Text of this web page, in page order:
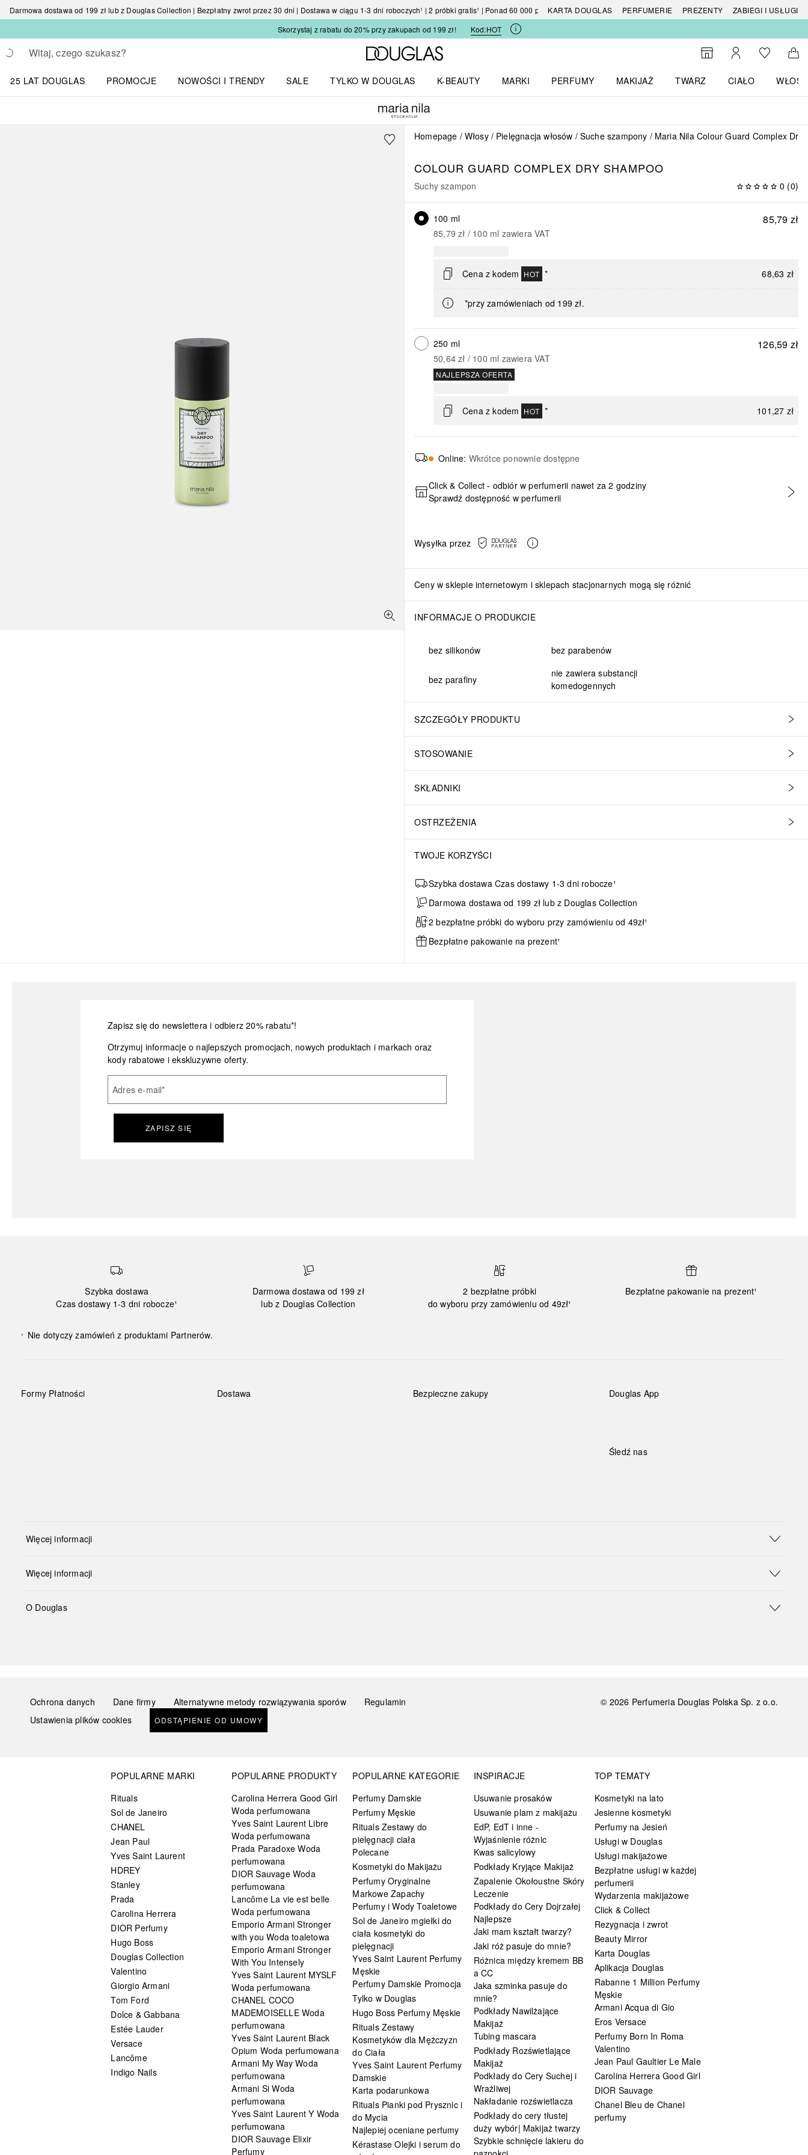
Darmowa dostawa od 199 zł lub z Douglas Collection | Bezpłatny zwrot przez 30 dni | Dostawa w ciągu 1-3 dni roboczych¹ | 2 próbki gratis¹ | Ponad 60 000 produktówKARTA DOUGLAS PERFUMERIE PREZENTY
ZABIEGI I USŁUGI
Skorzystaj z rabatu do 20% przy zakupach od 199 zł!
Kod:HOT
Wracać
Wykonaj wyszukiwanie
Strona główna Douglas
Do wyszukiwarki
Moje kontoDo listyDo
25 LAT DOUGLAS
PROMOCJE
NOWOŚCI I TRENDY
SALE
TYLKO W DOUGLAS
K-BEAUTY
MARKI
PERFUMY
MAKIJAŻ
TWARZ
CIAŁO
WŁOSY
Homepage Włosy Pielęgnacja włosów Suche szampony Maria Nila Colour Guard Complex Dry
COLOUR GUARD COMPLEX DRY SHAMPOO
Suchy szampon 0 (0)
85,79 zł
100 ml
85,79 zł / 100 ml zawiera VAT
Cena z kodem HOT * 68,63 zł
*przy zamówieniach od 199 zł.
126,59 zł
250 ml
50,64 zł / 100 ml zawiera VAT
NAJLEPSZA OFERTA
Cena z kodem HOT * 101,27 zł
Online: Wkrótce ponownie dostępne
Click & Collect - odbiór w perfumerii nawet za 2 godziny
Sprawdź dostępność w perfumerii
Wysyłka przez
Ceny w sklepie internetowym i sklepach stacjonarnych mogą się różnić
INFORMACJE O PRODUKCIE
bez silikonów bez parabenów
bez parafiny
nie zawiera substancji
komedogennych
SZCZEGÓŁY PRODUKTU
STOSOWANIE
SKŁADNIKI
OSTRZEŻENIA
TWOJE KORZYŚCI
Szybka dostawa Czas dostawy 1-3 dni robocze¹
Darmowa dostawa od 199 zł lub z Douglas Collection
2 bezpłatne próbki do wyboru przy zamówieniu od 49zł¹
Bezpłatne pakowanie na prezent¹
Zapisz się do newslettera i odbierz 20% rabatu*!
Otrzymuj informacje o najlepszych promocjach, nowych produktach i markach oraz
kody rabatowe i ekskluzywne oferty.
Adres e-mail*
ZAPISZ SIĘ
Szybka dostawa
Czas dostawy 1-3 dni robocze¹
Darmowa dostawa od 199 zł
lub z Douglas Collection
2 bezpłatne próbki
do wyboru przy zamówieniu od 49zł¹
Bezpłatne pakowanie na prezent¹
¹ Nie dotyczy zamówień z produktami Partnerów.
Formy Płatności Dostawa Bezpieczne zakupy Douglas App
Śledź nas
Więcej informacji
Więcej informacji
O Douglas
Ochrona danych Dane firmy Alternatywne metody rozwiązywania sporów
Regulamin
Ustawienia plików cookies
ODSTĄPIENIE OD UMOWY
© 2026 Perfumeria Douglas Polska Sp. z o.o.
POPULARNE MARKI
Rituals
Sol de Janeiro
CHANEL
Jean Paul
Yves Saint Laurent
HDREY
Stanley
Prada
Carolina Herrera
DIOR Perfumy
Hugo Boss
Douglas Collection
Valentino
Giorgio Armani
Tom Ford
Dolce & Gabbana
Estée Lauder
Versace
Lancôme
Indigo Nails
POPULARNE PRODUKTY
Carolina Herrera Good Girl
Woda perfumowana
Yves Saint Laurent Libre
Woda perfumowana
Prada Paradoxe Woda
perfumowana
DIOR Sauvage Woda
perfumowana
Lancôme La vie est belle
Woda perfumowana
Emporio Armani Stronger
with you Woda toaletowa
Emporio Armani Stronger
With You Intensely
Yves Saint Laurent MYSLF
Woda perfumowana
CHANEL COCO
MADEMOISELLE Woda
perfumowana
Yves Saint Laurent Black
Opium Woda perfumowana
Armani My Way Woda
perfumowana
Armani Si Woda
perfumowana
Yves Saint Laurent Y Woda
perfumowana
DIOR Sauvage Elixir
Perfumy
POPULARNE KATEGORIE
Perfumy Damskie
Perfumy Męskie
Rituals Zestawy do
pielęgnacji ciała
Polecane
Kosmetyki do Makijażu
Perfumy Oryginalne
Markowe Zapachy
Perfumy i Wody Toaletowe
Sol de Janeiro mgiełki do
ciała kosmetyki do
pielęgnacji
Yves Saint Laurent Perfumy
Męskie
Perfumy Damskie Promocja
Tylko w Douglas
Hugo Boss Perfumy Męskie
Rituals Zestawy
Kosmetyków dla Mężczyzn
do Ciała
Yves Saint Laurent Perfumy
Damskie
Karta podarunkowa
Rituals Pianki pod Prysznic i
do Mycia
Najlepiej oceniane perfumy
Kérastase Olejki i serum do
INSPIRACJE
Usuwanie prosaków
Usuwanie plam z makijażu
EdP, EdT i inne -
Wyjaśnienie różnic
Kwas salicylowy
Podkłady Kryjące Makijaż
Zapalenie Okołoustne Skóry
Leczenie
Podkłady do Cery Dojrzałej
Najlepsze
Jaki mam kształt twarzy?
Jaki róż pasuje do mnie?
Różnica między kremem BB
a CC
Jaka szminka pasuje do
mnie?
Podkłady Nawilżające
Makijaż
Tubing mascara
Podkłady Rozświetlające
Makijaż
Podkłady do Cery Suchej i
Wrażliwej
Nakładanie rozświetlacza
Podkłady do cery tłustej
duży wybór| Makijaż twarzy
Szybkie schnięcie lakieru do
TOP TEMATY
Kosmetyki na lato
Jesienne kosmetyki
Perfumy na Jesień
Usługi w Douglas
Usługi makijażowe
Bezpłatne usługi w każdej
perfumerii
Wydarzenia makijażowe
Click & Collect
Rezygnacja i zwrot
Beauty Mirror
Karta Douglas
Aplikacja Douglas
Rabanne 1 Million Perfumy
Męskie
Armani Acqua di Gio
Eros Versace
Perfumy Born In Roma
Valentino
Jean Paul Gaultier Le Male
Carolina Herrera Good Girl
DIOR Sauvage
Chanel Bleu de Chanel
perfumy